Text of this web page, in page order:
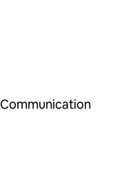
Communication